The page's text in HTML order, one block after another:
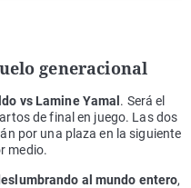
generacional
vs Lamine Yamal . Será el
de final en juego. Las dos
por una plaza en la siguiente
medio.
al mundo entero,